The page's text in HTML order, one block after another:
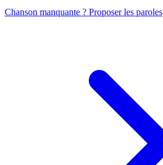
Chanson manquante ? Proposer les paroles